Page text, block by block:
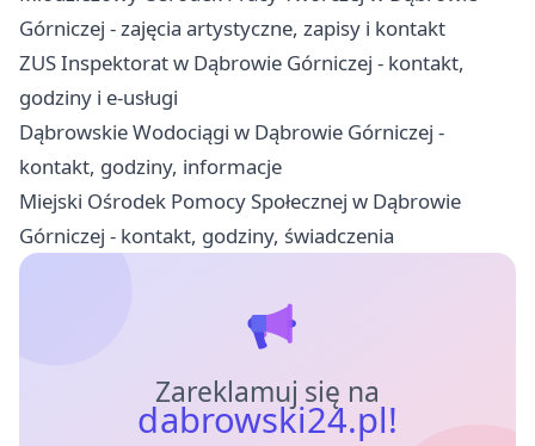
Górniczej - zajęcia artystyczne, zapisy i kontakt
ZUS Inspektorat w Dąbrowie Górniczej - kontakt,
godziny i e-usługi
Dąbrowskie Wodociągi w Dąbrowie Górniczej -
kontakt, godziny, informacje
Miejski Ośrodek Pomocy Społecznej w Dąbrowie
Górniczej - kontakt, godziny, świadczenia
Zareklamuj się na
dabrowski24.pl!